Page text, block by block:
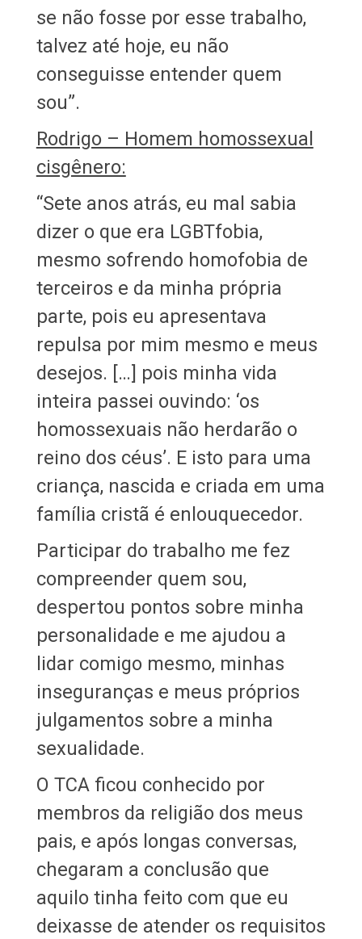
se não fosse por esse trabalho,
talvez até hoje, eu não
conseguisse entender quem
sou”.
Rodrigo – Homem homossexual
cisgênero:
“Sete anos atrás, eu mal sabia
dizer o que era LGBTfobia,
mesmo sofrendo homofobia de
terceiros e da minha própria
parte, pois eu apresentava
repulsa por mim mesmo e meus
desejos. […] pois minha vida
inteira passei ouvindo: ‘os
homossexuais não herdarão o
reino dos céus’. E isto para uma
criança, nascida e criada em uma
família cristã é enlouquecedor.
Participar do trabalho me fez
compreender quem sou,
despertou pontos sobre minha
personalidade e me ajudou a
lidar comigo mesmo, minhas
inseguranças e meus próprios
julgamentos sobre a minha
sexualidade.
O TCA ficou conhecido por
membros da religião dos meus
pais, e após longas conversas,
chegaram a conclusão que
aquilo tinha feito com que eu
deixasse de atender os requisitos